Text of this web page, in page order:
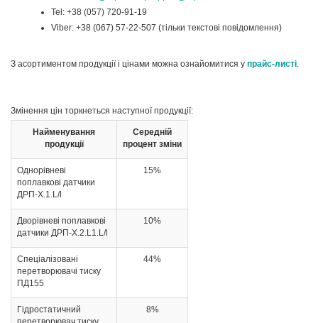
Tel: +38 (057) 720-91-19
Viber: +38 (067) 57-22-507 (тільки текстові повідомлення)
З асортиментом продукції і цінами можна ознайомитися у прайс-листі.
Змінення цін торкнеться наступної продукції:
Найменування
продукції
Середній
процент зміни
Однорівневі
поплавкові датчики
ДРП-Х.1.L/l
15%
Дворівневі поплавкові
датчики ДРП-Х.2.L1.L/l
10%
Спеціалізовані
перетворювачі тиску
ПД155
44%
Гідростатичний
8%